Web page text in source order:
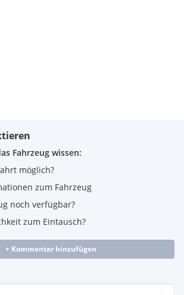
Fahrzeug wissen:
möglich?
zum Fahrzeug
noch verfügbar?
zum Eintausch?
+ Kommentar hinzufügen